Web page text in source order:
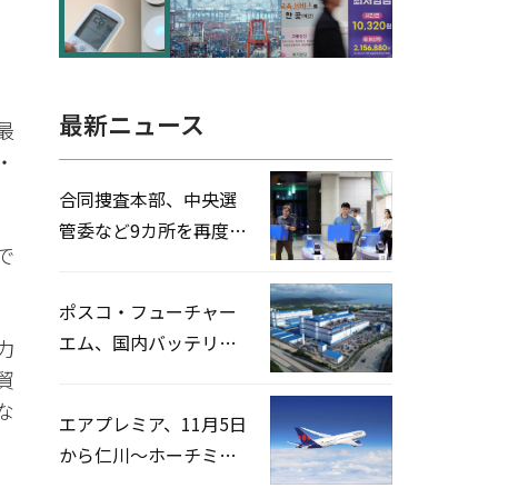
高更新の可能性に需給対応体制を点
検
最新ニュース
合同捜査本部、中央選
管委など9カ所を再度家
ポスコ・フューチャー
エム、国内バッテリー
エアプレミア、11月5日
から仁川〜ホーチミン